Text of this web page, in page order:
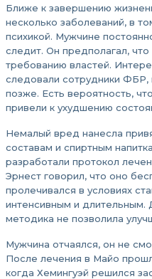
Ближе к завершению
несколько заболеваний, в
психикой. Мужчине
следит. Он предполагал,
требованию властей.
следовали сотрудники ФБР,
позже. Есть вероятность,
привели к ухудшению
Немалый вред нанесла
составам и спиртным
разработали протокол
Эрнест говорил, что оно
пролечивался в условиях
интенсивным и длительным.
методика не позволила
Мужчина отчаялся, он не
После лечения в Майо
когда Хемингуэй решился